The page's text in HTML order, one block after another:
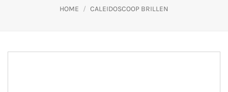
HOME / CALEIDOSCOOP BRILLEN